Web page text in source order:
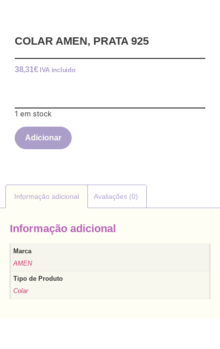
COLAR AMEN, PRATA 925
38,31€ IVA incluido
1 em stock
Adicionar
Informação adicional Avaliações (0)
Informação adicional
Marca
AMEN
Tipo de Produto
Colar